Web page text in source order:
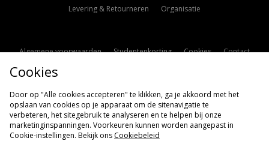
Levering & Retourneren
Organisatie
Algemene voorwaarden Studentenkorting Cookies
Contact
Cookie Instellingen
Cookies
Door op "Alle cookies accepteren" te klikken, ga je akkoord met het
opslaan van cookies op je apparaat om de sitenavigatie te
verbeteren, het sitegebruik te analyseren en te helpen bij onze
marketinginspanningen. Voorkeuren kunnen worden aangepast in
Cookie-instellingen. Bekijk ons Cookiebeleid